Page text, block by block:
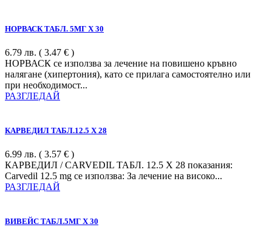
НОРВАСК ТАБЛ. 5МГ Х 30
6.79 лв. ( 3.47 € )
НОРВАСК се използва за лечение на повишено кръвно
налягане (хипертония), като се прилага самостоятелно или
при необходимост...
РАЗГЛЕДАЙ
КАРВЕДИЛ ТАБЛ.12.5 Х 28
6.99 лв. ( 3.57 € )
КАРВЕДИЛ / CARVEDIL ТАБЛ. 12.5 Х 28 показания:
Carvedil 12.5 mg се използва: За лечение на високо...
РАЗГЛЕДАЙ
ВИВЕЙС ТАБЛ.5МГ Х 30